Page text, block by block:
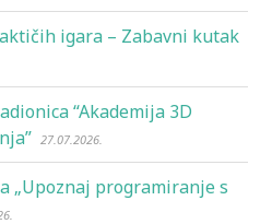
igara – Zabavni kutak
“Akademija 3D
27.07.2026.
„Upoznaj programiranje s